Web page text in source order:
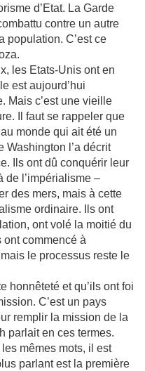
d’Etat. La Garde
contre un autre
population. C’est ce
les Etats-Unis ont en
est aujourd’hui
Mais c’est une vieille
Il faut se rappeler que
monde qui ait été un
Washington l’a décrit
Ils ont dû conquérir leur
de l’impérialisme –
des mers, mais à cette
ordinaire. Ils ont
ont volé la moitié du
commencé à
le processus reste le
honnêteté et qu’ils ont foi
C’est un pays
remplir la mission de la
parlait en ces termes.
mêmes mots, il est
parlant est la première